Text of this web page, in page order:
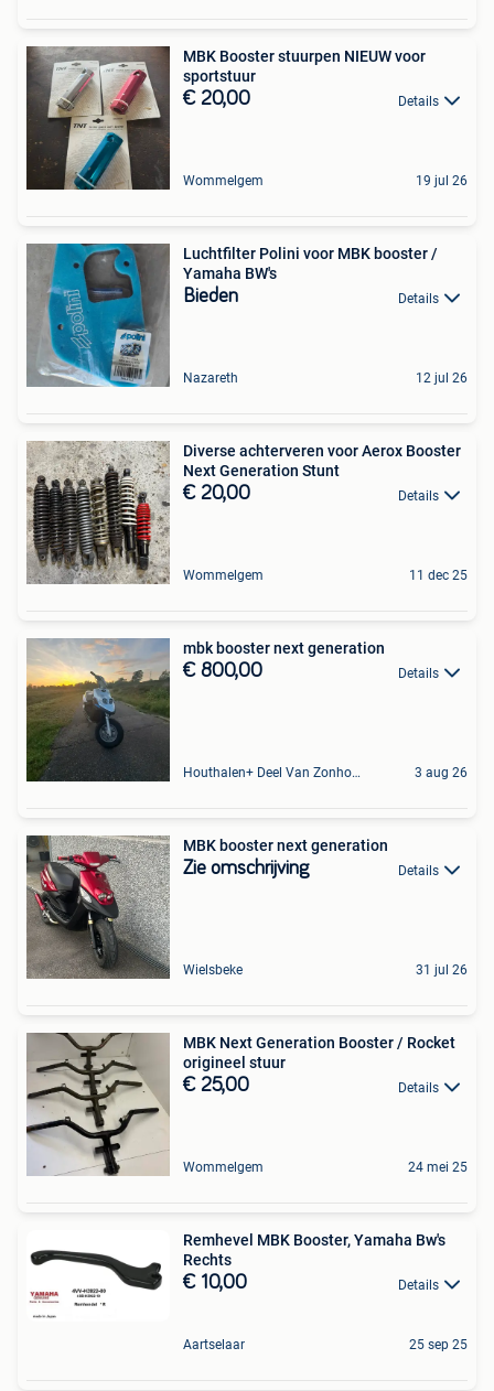
MBK Booster stuurpen NIEUW voor
sportstuur
€ 20,00 Details
Wommelgem 19 jul 26
Luchtfilter Polini voor MBK booster /
Yamaha BW's
Bieden Details
Nazareth 12 jul 26
Diverse achterveren voor Aerox Booster
Next Generation Stunt
€ 20,00 Details
Wommelgem 11 dec 25
mbk booster next generation
€ 800,00 Details
Houthalen+ Deel Van Zonhoven En Zolder 3 aug 26
MBK booster next generation
Zie omschrijving Details
Wielsbeke 31 jul 26
MBK Next Generation Booster / Rocket
origineel stuur
€ 25,00 Details
Wommelgem 24 mei 25
Remhevel MBK Booster, Yamaha Bw's
Rechts
€ 10,00 Details
Aartselaar 25 sep 25